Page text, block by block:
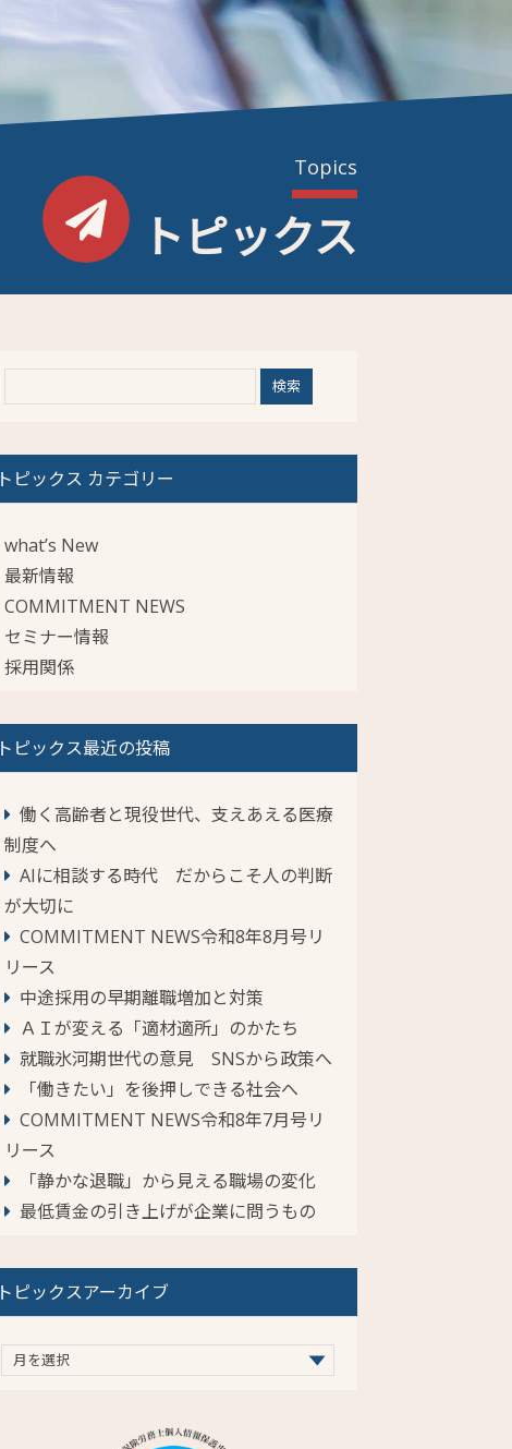
Topics
トピックス
トピックス カテゴリー
what’s New
最新情報
COMMITMENT NEWS
セミナー情報
採用関係
トピックス最近の投稿
働く高齢者と現役世代、支えあえる医療
制度へ
AIに相談する時代 だからこそ人の判断
が大切に
COMMITMENT NEWS令和8年8月号リ
リース
中途採用の早期離職増加と対策
ＡＩが変える「適材適所」のかたち
就職氷河期世代の意見 SNSから政策へ
「働きたい」を後押しできる社会へ
COMMITMENT NEWS令和8年7月号リ
リース
「静かな退職」から見える職場の変化
最低賃金の引き上げが企業に問うもの
トピックスアーカイブ